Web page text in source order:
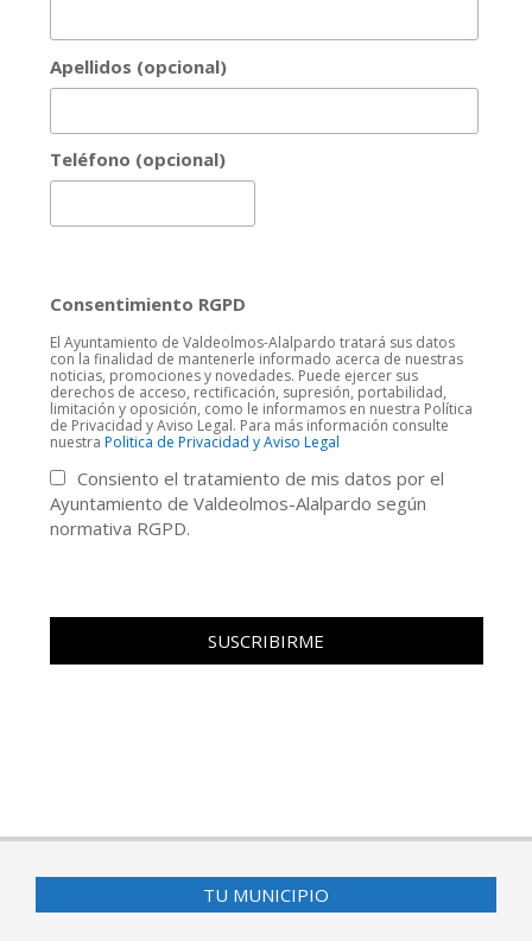
Apellidos (opcional)
Teléfono (opcional)
Consentimiento RGPD
El Ayuntamiento de Valdeolmos-Alalpardo tratará sus datos
con la finalidad de mantenerle informado acerca de nuestras
noticias, promociones y novedades. Puede ejercer sus
derechos de acceso, rectificación, supresión, portabilidad,
limitación y oposición, como le informamos en nuestra Política
de Privacidad y Aviso Legal. Para más información consulte
nuestra Politica de Privacidad y Aviso Legal
Consiento el tratamiento de mis datos por el
Ayuntamiento de Valdeolmos-Alalpardo según
normativa RGPD.
TU MUNICIPIO